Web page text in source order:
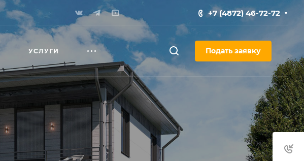
+7 (4872) 46-72-72
УСЛУГИ Подать заявку